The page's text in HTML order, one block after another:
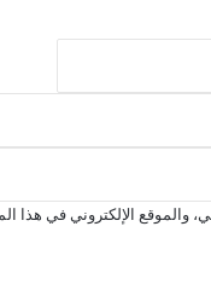
والموقع الإلكتروني في هذا